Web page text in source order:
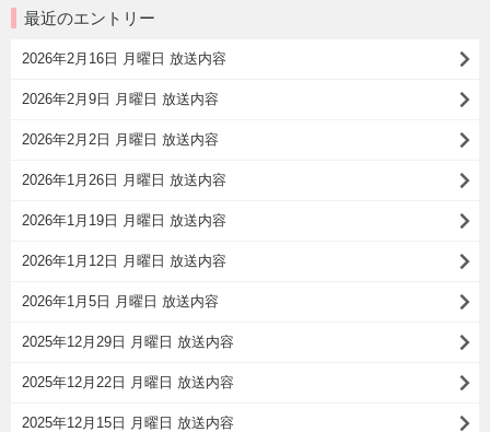
最近のエントリー
2026年2月16日 月曜日 放送内容
2026年2月9日 月曜日 放送内容
2026年2月2日 月曜日 放送内容
2026年1月26日 月曜日 放送内容
2026年1月19日 月曜日 放送内容
2026年1月12日 月曜日 放送内容
2026年1月5日 月曜日 放送内容
2025年12月29日 月曜日 放送内容
2025年12月22日 月曜日 放送内容
2025年12月15日 月曜日 放送内容